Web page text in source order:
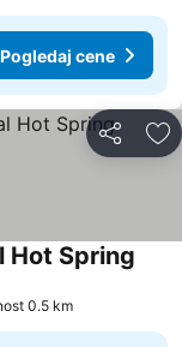
Pogledaj cene
Deli
Hot Spring
0.5 km